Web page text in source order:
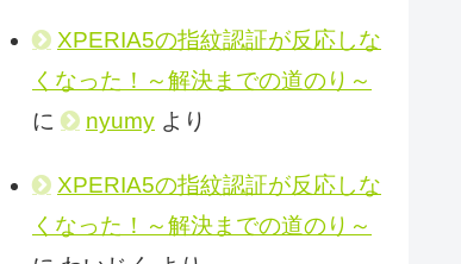
XPERIA5の指紋認証が反応しな
くなった！～解決までの道のり～
に
nyumy より
XPERIA5の指紋認証が反応しな
くなった！～解決までの道のり～